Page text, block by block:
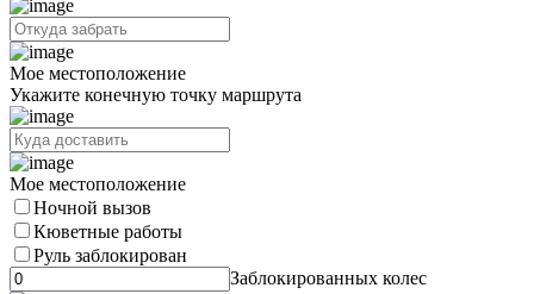
Мое местоположение
Укажите конечную точку маршрута
Мое местоположение
Ночной вызов
Кюветные работы
Руль заблокирован
Заблокированных колес